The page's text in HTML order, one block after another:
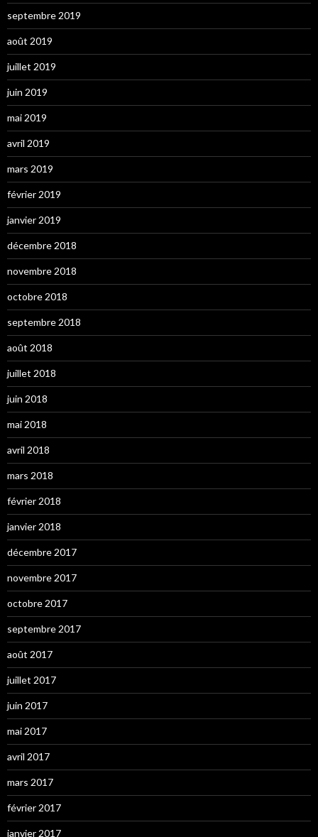
septembre 2019
août 2019
juillet 2019
juin 2019
mai 2019
avril 2019
mars 2019
février 2019
janvier 2019
décembre 2018
novembre 2018
octobre 2018
septembre 2018
août 2018
juillet 2018
juin 2018
mai 2018
avril 2018
mars 2018
février 2018
janvier 2018
décembre 2017
novembre 2017
octobre 2017
septembre 2017
août 2017
juillet 2017
juin 2017
mai 2017
avril 2017
mars 2017
février 2017
janvier 2017